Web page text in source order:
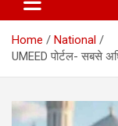
Home
National
UMEED पोर्टल- सबसे